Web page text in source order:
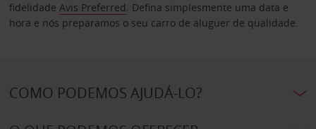
fidelidade Avis Preferred. Defina simplesmente uma data e
hora e nós preparamos o seu carro de aluguer de qualidade.
COMO PODEMOS AJUDÁ-LO?